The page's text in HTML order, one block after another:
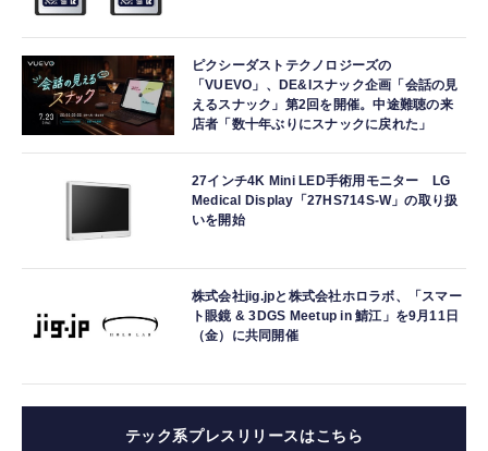
ピクシーダストテクノロジーズの
「VUEVO」、DE&Iスナック企画「会話の見
えるスナック」第2回を開催。中途難聴の来
店者「数十年ぶりにスナックに戻れた」
27インチ4K Mini LED手術用モニター LG
Medical Display「27HS714S-W」の取り扱
いを開始
株式会社jig.jpと株式会社ホロラボ、「スマー
ト眼鏡 & 3DGS Meetup in 鯖江」を9月11日
（金）に共同開催
テック系プレスリリースはこちら